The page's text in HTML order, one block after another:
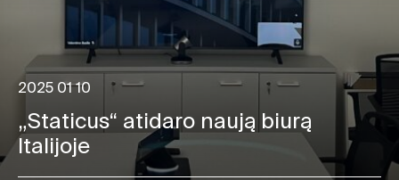
2025 01 10
„Staticus“ atidaro naują biurą
Italijoje